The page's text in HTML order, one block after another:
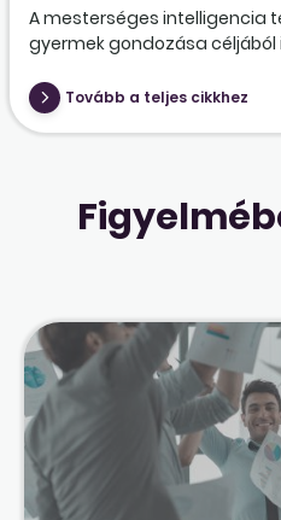
A mesterséges intelligencia
gyermek gondozása céljából
Tovább a teljes cikkhez